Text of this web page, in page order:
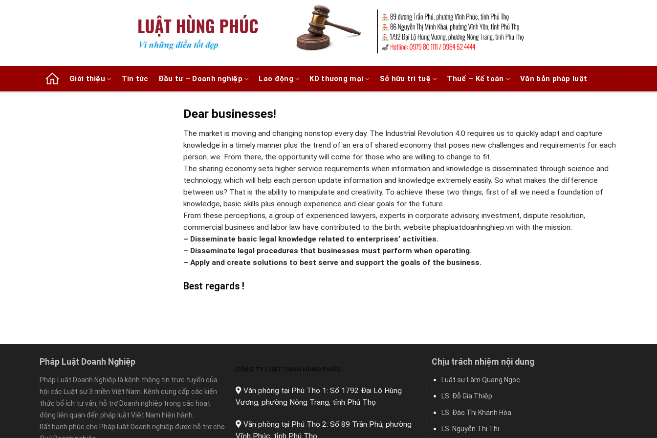
Giới thiệu Tin tức Đầu tư – Doanh nghiệp Lao động KD thương mại Sở hữu trí tuệ Thuế – Kế toán Văn bản pháp luật
Dear businesses!
The market is moving and changing nonstop every day. The Industrial Revolution 4.0 requires us to quickly adapt and capture
knowledge in a timely manner plus the trend of an era of shared economy that poses new challenges and requirements for each
person. we. From there, the opportunity will come for those who are willing to change to fit.
The sharing economy sets higher service requirements when information and knowledge is disseminated through science and
technology, which will help each person update information and knowledge extremely easily. So what makes the difference
between us? That is the ability to manipulate and creativity. To achieve these two things, first of all we need a foundation of
knowledge, basic skills plus enough experience and clear goals for the future.
From these perceptions, a group of experienced lawyers, experts in corporate advisory, investment, dispute resolution,
commercial business and labor law have contributed to the birth. website phapluatdoanhnghiep.vn with the mission:
– Disseminate basic legal knowledge related to enterprises’ activities.
– Disseminate legal procedures that businesses must perform when operating.
– Apply and create solutions to best serve and support the goals of the business.
Best regards !
Pháp Luật Doanh Nghiệp
Pháp Luật Doanh Nghiệp là kênh thông tin trực tuyến của
hội các Luật sư 3 miền Việt Nam. Kênh cung cấp các kiến
thức bổ ích tư vấn, hỗ trợ Doanh nghiệp trong các hoạt
động liên quan đến pháp luật Việt Nam hiện hành.
Rất hạnh phúc cho Pháp luật Doanh nghiệp được hỗ trợ cho
CÔNG TY LUẬT TNHH HÙNG PHÚC
Văn phòng tại Phú Thọ 1: Số 1792 Đại Lộ Hùng
Vương, phường Nông Trang, tỉnh Phú Thọ
Văn phòng tại Phú Thọ 2: Số 89 Trần Phú, phường
Vĩnh Phúc, tỉnh Phú Thọ
Chịu trách nhiệm nội dung
Luật sư Lâm Quang Ngọc
LS. Đỗ Gia Thiệp
LS. Đào Thị Khánh Hòa
LS. Nguyễn Thị Thi